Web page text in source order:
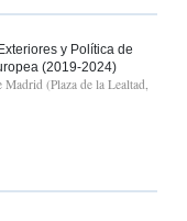
y Política de
(2019-2024)
(Plaza de la Lealtad,